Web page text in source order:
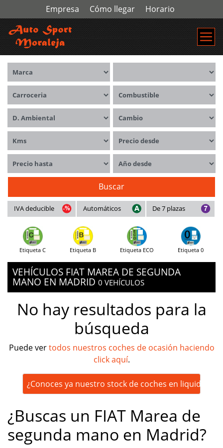
Empresa Cómo llegar Horario
Marca
Carrocerías Combustible
Distintivo ambiental Cambio
Kms Precio desde
Precio hasta Año desde
Buscar
IVA deducible Automáticos De 7 plazas
Etiqueta C Etiqueta B Etiqueta ECO Etiqueta 0
VEHÍCULOS FIAT MAREA DE SEGUNDA
MANO EN MADRID 0 VEHÍCULOS
No hay resultados para la
búsqueda
Puede vertodos nuestros coches de ocasión haciendo
click aquí.
¿Conoces ya nuestro stock de coches en
¿Buscas un FIAT Marea de
segunda mano en Madrid?